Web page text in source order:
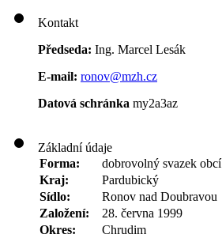
Kontakt
Předseda: Ing. Marcel Lesák
E-mail: ronov@mzh.cz
Datová schránka my2a3az
Základní údaje
Forma:
dobrovolný svazek obcí
Kraj:
Pardubický
Sídlo:
Ronov nad Doubravou
Založení:
28. června 1999
Okres:
Chrudim